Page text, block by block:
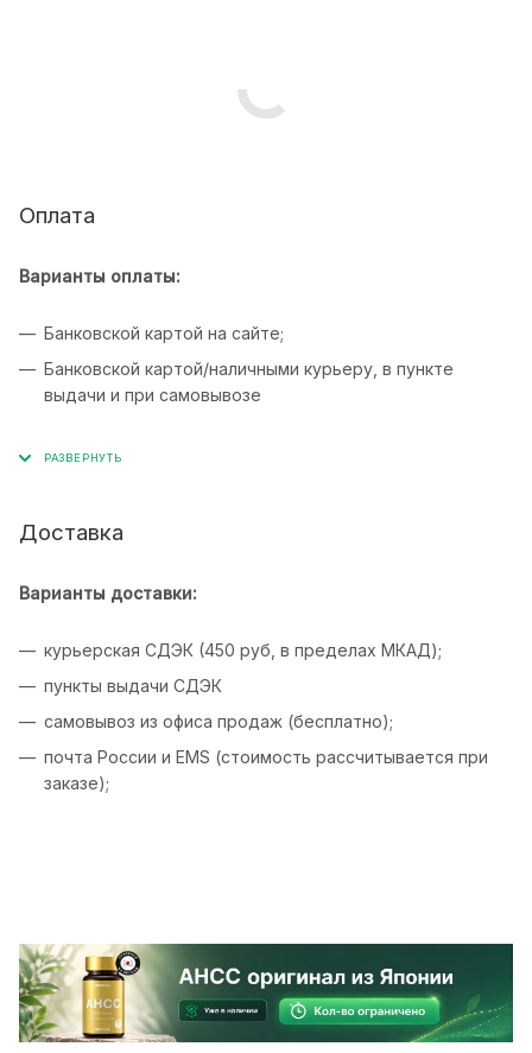
Оплата
Варианты оплаты:
Банковской картой на сайте;
Банковской картой/наличными курьеру, в пункте
выдачи и при самовывозе
Доставка
Варианты доставки:
курьерская СДЭК (450 руб, в пределах МКАД);
пункты выдачи СДЭК
самовывоз из офиса продаж (бесплатно);
почта России и EMS (стоимость рассчитывается при
заказе);